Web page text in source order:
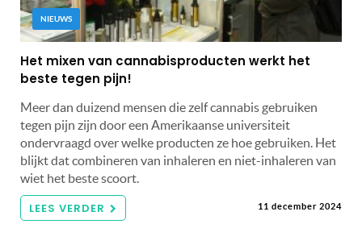
NIEUWS
Het mixen van cannabisproducten werkt het
beste tegen pijn!
Meer dan duizend mensen die zelf cannabis gebruiken
tegen pijn zijn door een Amerikaanse universiteit
ondervraagd over welke producten ze hoe gebruiken. Het
blijkt dat combineren van inhaleren en niet-inhaleren van
wiet het beste scoort.
LEES VERDER 11 december 2024